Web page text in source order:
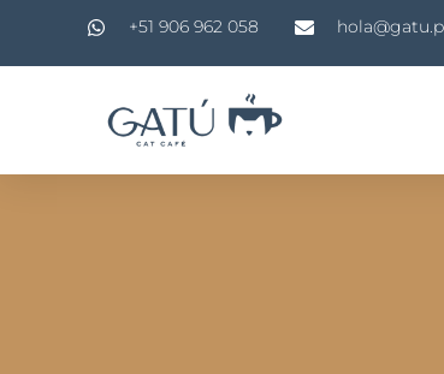
+51 906 962 058